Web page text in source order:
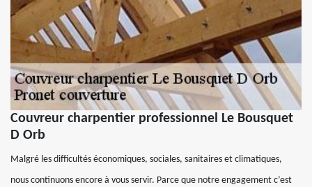
Couvreur charpentier professionnel Le Bousquet
D Orb
Malgré les difficultés économiques, sociales, sanitaires et climatiques,
nous continuons encore à vous servir. Parce que notre engagement c’est